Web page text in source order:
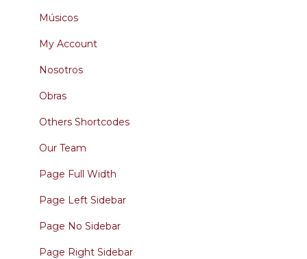
Músicos
My Account
Nosotros
Obras
Others Shortcodes
Our Team
Page Full Width
Page Left Sidebar
Page No Sidebar
Page Right Sidebar